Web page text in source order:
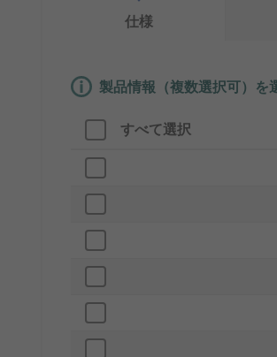
仕様
製品情報（複数選択可）を
すべて選択